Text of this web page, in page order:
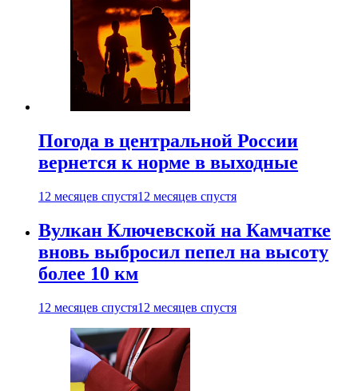
Погода в центральной России
вернется к норме в выходные
12 месяцев спустя12 месяцев спустя
Вулкан Ключевской на Камчатке
вновь выбросил пепел на высоту
более 10 км
12 месяцев спустя12 месяцев спустя